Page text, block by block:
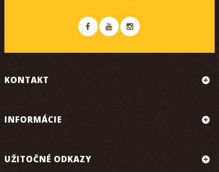
KONTAKT
INFORMÁCIE
UŽITOČNÉ ODKAZY